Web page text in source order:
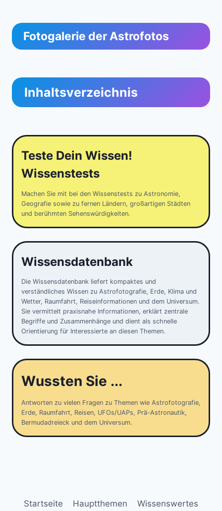
Fotogalerie der Astrofotos
Inhaltsverzeichnis
Teste Dein Wissen!
Wissenstests
Machen Sie mit bei den Wissenstests zu Astronomie,
Geografie sowie zu fernen Ländern, großartigen Städten
und berühmten Sehenswürdigkeiten.
Wissensdatenbank
Die Wissensdatenbank liefert kompaktes und
verständliches Wissen zu Astrofotografie, Erde, Klima und
Wetter, Raumfahrt, Reiseinformationen und dem Universum.
Sie vermittelt praxisnahe Informationen, erklärt zentrale
Begriffe und Zusammenhänge und dient als schnelle
Orientierung für Interessierte an diesen Themen.
Wussten Sie ...
Antworten zu vielen Fragen zu Themen wie Astrofotografie,
Erde, Raumfahrt, Reisen, UFOs/UAPs, Prä-Astronautik,
Bermudadreieck und dem Universum.
Startseite Hauptthemen Wissenswertes